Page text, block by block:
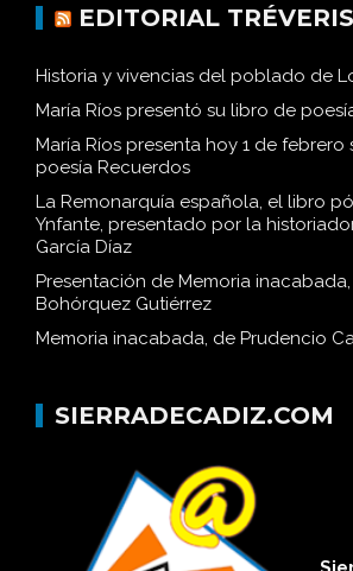
EDITORIAL TRÉVERIS
Historia y vivencias del poblado de
María Ríos presentó su libro de
María Ríos presenta hoy 1 de febrero
poesía Recuerdos
La Remonarquía española, el libro
Ynfante, presentado por la
García Díaz
Presentación de Memoria
Bohórquez Gutiérrez
Memoria inacabada, de Prudencio
SIERRADECADIZ.COM